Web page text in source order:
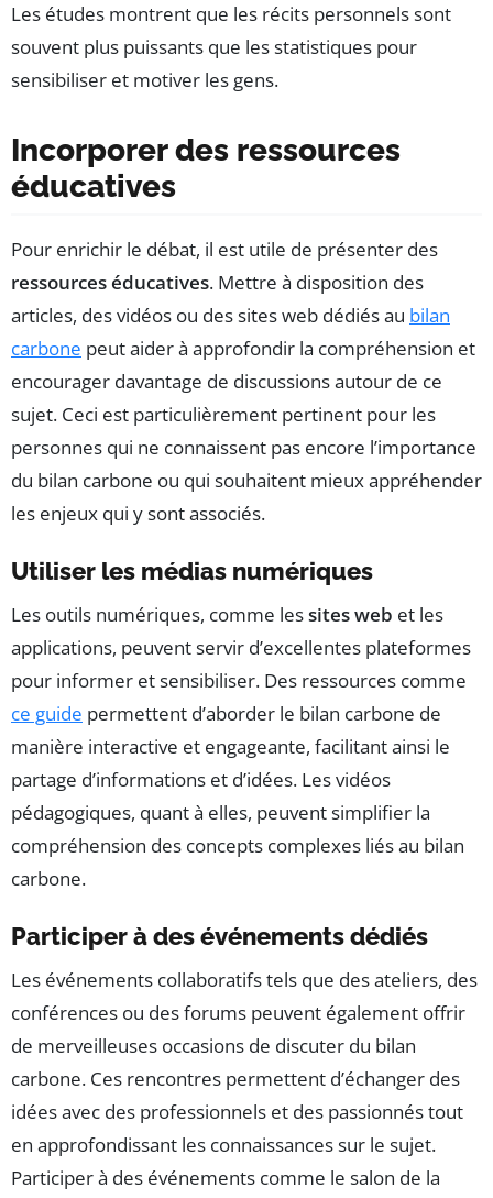
Les études montrent que les récits personnels sont
souvent plus puissants que les statistiques pour
sensibiliser et motiver les gens.
Incorporer des ressources
éducatives
Pour enrichir le débat, il est utile de présenter des
ressources éducatives. Mettre à disposition des
articles, des vidéos ou des sites web dédiés au bilan
carbone peut aider à approfondir la compréhension et
encourager davantage de discussions autour de ce
sujet. Ceci est particulièrement pertinent pour les
personnes qui ne connaissent pas encore l’importance
du bilan carbone ou qui souhaitent mieux appréhender
les enjeux qui y sont associés.
Utiliser les médias numériques
Les outils numériques, comme lessites web et les
applications, peuvent servir d’excellentes plateformes
pour informer et sensibiliser. Des ressources comme
ce guide permettent d’aborder le bilan carbone de
manière interactive et engageante, facilitant ainsi le
partage d’informations et d’idées. Les vidéos
pédagogiques, quant à elles, peuvent simplifier la
compréhension des concepts complexes liés au bilan
carbone.
Participer à des événements dédiés
Les événements collaboratifs tels que des ateliers, des
conférences ou des forums peuvent également offrir
de merveilleuses occasions de discuter du bilan
carbone. Ces rencontres permettent d’échanger des
idées avec des professionnels et des passionnés tout
en approfondissant les connaissances sur le sujet.
Participer à des événements comme le salon de la